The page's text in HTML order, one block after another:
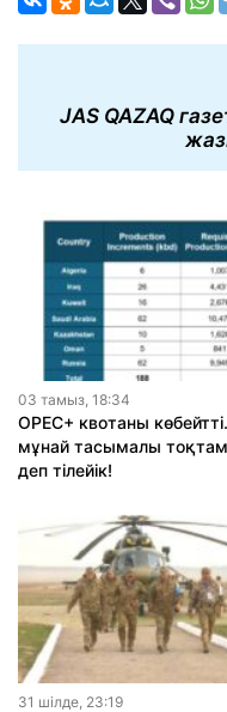
JAS QAZAQ
03 тамыз, 18:34
OPEC+ квотаны
мұнай тасымалы
деп тілейік!
31 шiлде, 23:19